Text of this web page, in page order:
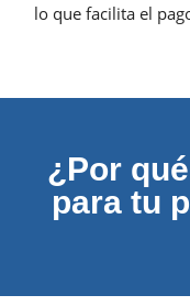
lo que facilita el
¿Por
para tu